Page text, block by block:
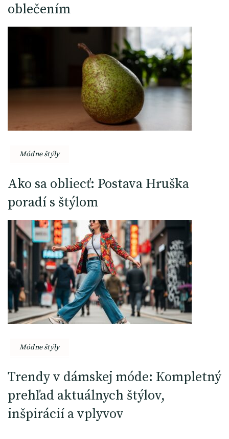
oblečením
Módne štýly
Ako sa obliecť: Postava Hruška
poradí s štýlom
Módne štýly
Trendy v dámskej móde: Kompletný
prehľad aktuálnych štýlov,
inšpirácií a vplyvov